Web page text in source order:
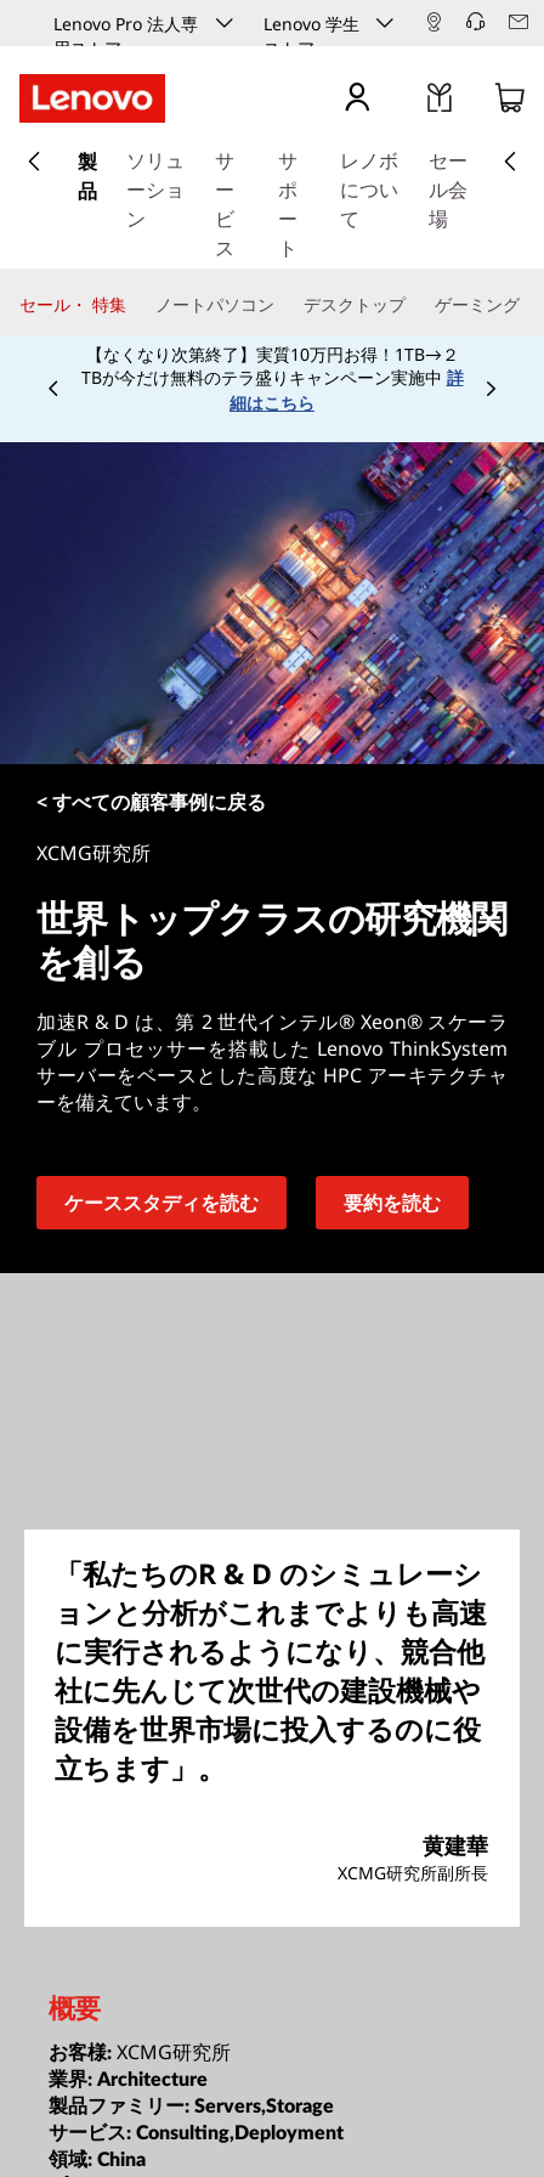
Lenovo Pro 法人専
用ストア
Lenovo 学生
ストア
イ
ン
ッ
製
品
ソリュ
ーショ
ン
サ
ー
ビ
ス
サ
ポ
ー
ト
レノボ
につい
て
セー
ル会
場
セール・ 特集 ノートパソコン デスクトップ ゲーミング
【なくなり次第終了】実質10万円お得！1TB→２
TBが今だけ無料のテラ盛りキャンペーン実施中 詳
細はこちらCurrently displaying item 3 of
< すべての顧客事例に戻る
XCMG研究所
世界トップクラスの研究機関
を創る
加速R & D は、第 2 世代インテル® Xeon® スケーラ
ブル プロセッサーを搭載した Lenovo ThinkSystem
サーバーをベースとした高度な HPC アーキテクチャ
ーを備えています。
ケーススタディを読む 要約を読む
「私たちのR & D のシミュレーシ
ョンと分析がこれまでよりも高速
に実行されるようになり、競合他
社に先んじて次世代の建設機械や
設備を世界市場に投入するのに役
立ちます」。
黄建華
XCMG研究所副所長
概要
お客様: XCMG研究所
業界: Architecture
製品ファミリー: Servers,Storage
サービス: Consulting,Deployment
領域: China